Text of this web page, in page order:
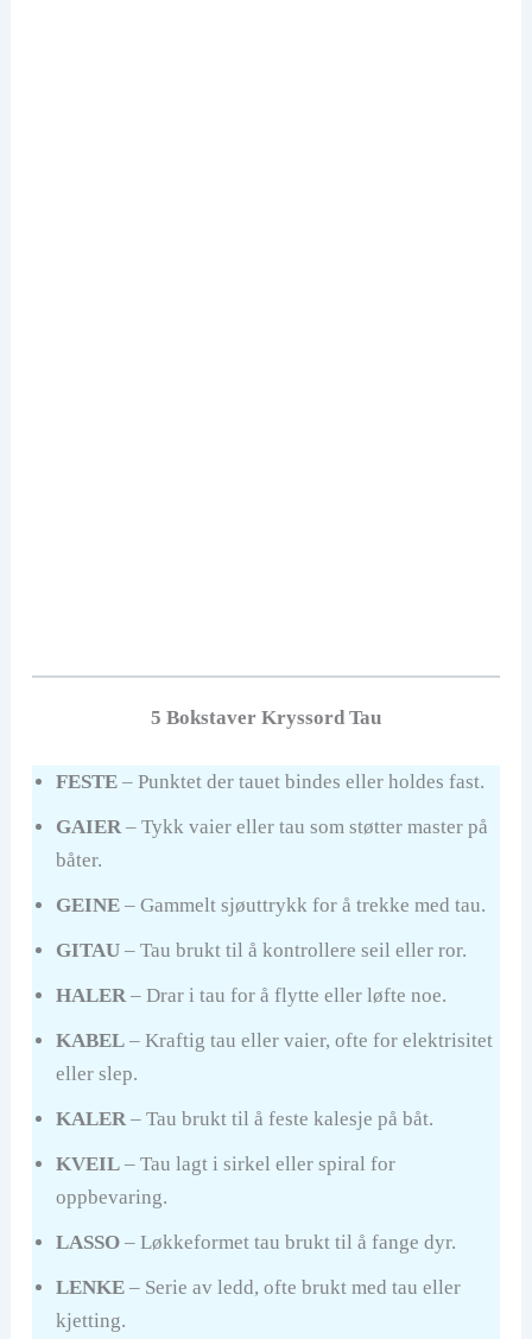
5 Bokstaver Kryssord Tau
FESTE– Punktet der tauet bindes eller holdes fast.
GAIER– Tykk vaier eller tau som støtter master på
båter.
GEINE– Gammelt sjøuttrykk for å trekke med tau.
GITAU– Tau brukt til å kontrollere seil eller ror.
HALER– Drar i tau for å flytte eller løfte noe.
KABEL– Kraftig tau eller vaier, ofte for elektrisitet
eller slep.
KALER– Tau brukt til å feste kalesje på båt.
KVEIL– Tau lagt i sirkel eller spiral for
oppbevaring.
LASSO– Løkkeformet tau brukt til å fange dyr.
LENKE– Serie av ledd, ofte brukt med tau eller
kjetting.